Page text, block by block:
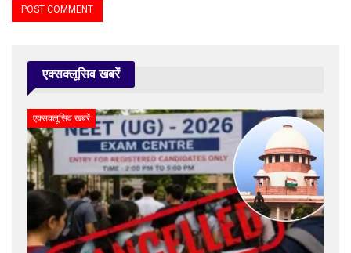
एक्सक्लूसिव खबरें
एक्सक्लूसिव खबरें